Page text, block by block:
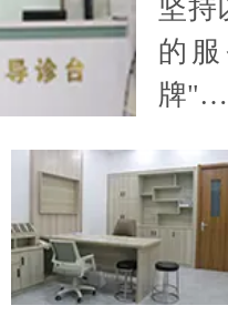
坚持
的
牌